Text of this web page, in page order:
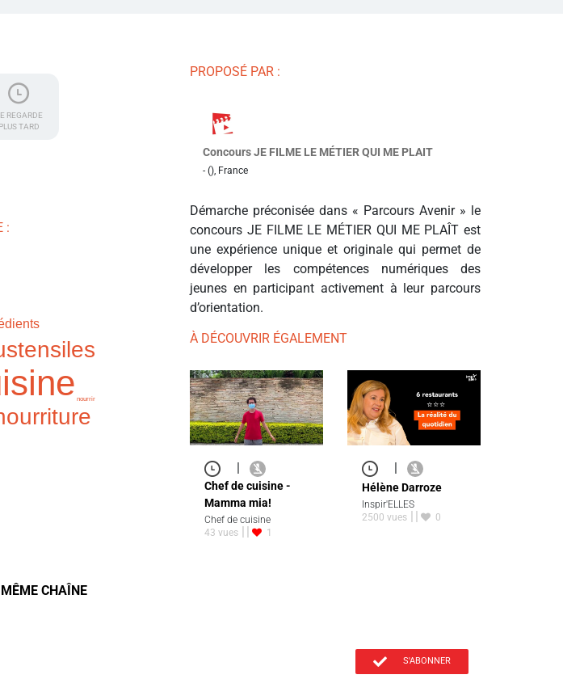
REGARDE
PLUS TARD
:
nourrir
PROPOSÉ PAR :
Concours JE FILME LE MÉTIER QUI ME PLAIT
- (), France
Démarche préconisée dans « Parcours Avenir » le
concours JE FILME LE MÉTIER QUI ME PLAÎT est
une expérience unique et originale qui permet de
développer les compétences numériques des
jeunes en participant activement à leur parcours
d’orientation.
À DÉCOUVRIR ÉGALEMENT
Chef de cuisine -
Mamma mia!
Chef de cuisine
43 vues
1
|
Hélène Darroze
Inspir'ELLES
2500 vues
0
CHAÎNE
S'ABONNER